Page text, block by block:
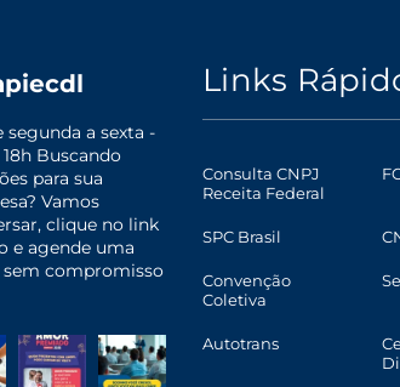
segunda a sexta -
Buscando
para sua
Vamos
clique no link
e agende uma
compromisso
Links
Consulta CNPJ
Receita Federal
SPC Brasil
Convenção
Coletiva
Autotrans